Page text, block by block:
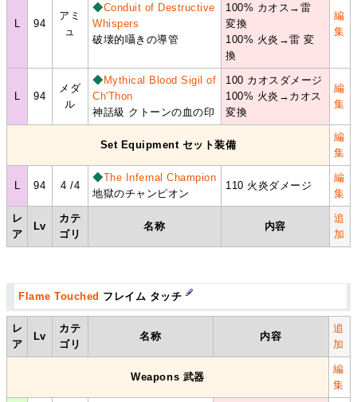
レ
ア
Lv
カテ
ゴリ
名称 内容
追
加
94
アミ
ュ
◆Conduit of Destructive
Whispers
破壊的囁きの導管
100% カオス→雷
変換
100% 火炎→雷 変
換
編
集
94
メダ
ル
◆ Mythical Blood Sigil of
Ch'Thon
神話級 クトーンの血の印
100 カオスダメージ
100% 火炎→カオス
変換
編
集
Set Equipment セット装備
編
集
94 4 /4
◆The Infernal Champion
地獄のチャンピオン
110 火炎ダメージ
編
集
Flame Touched フレイム タッチ
レ
ア
Lv
カテ
ゴリ
名称 内容
追
加
Weapons 武器
編
集